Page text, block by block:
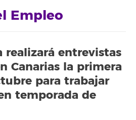
Empleo
realizará entrevistas
Canarias la primera
para trabajar
temporada de